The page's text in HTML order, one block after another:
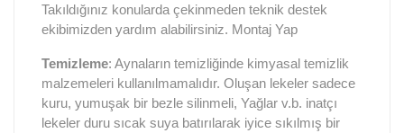
Takıldığınız konularda çekinmeden teknik destek
ekibimizden yardım alabilirsiniz. Montaj Yap
Temizleme: Aynaların temizliğinde kimyasal temizlik
malzemeleri kullanılmamalıdır. Oluşan lekeler sadece
kuru, yumuşak bir bezle silinmeli, Yağlar v.b. inatçı
lekeler duru sıcak suya batırılarak iyice sıkılmış bir